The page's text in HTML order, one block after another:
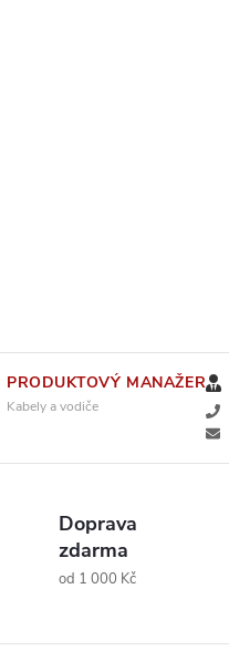
PRODUKTOVÝ MANAŽER
Kabely a vodiče
Doprava
zdarma
od 1 000 Kč